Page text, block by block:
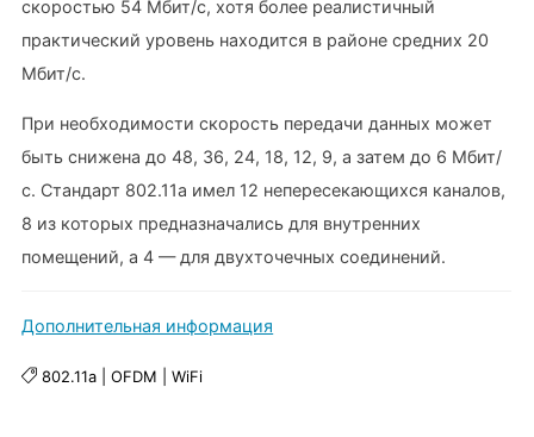
скоростью 54 Мбит/с, хотя более реалистичный
практический уровень находится в районе средних 20
Мбит/с.
При необходимости скорость передачи данных может
быть снижена до 48, 36, 24, 18, 12, 9, а затем до 6 Мбит/
с. Стандарт 802.11a имел 12 непересекающихся каналов,
8 из которых предназначались для внутренних
помещений, а 4 — для двухточечных соединений.
Дополнительная информация
802.11a |OFDM |WiFi